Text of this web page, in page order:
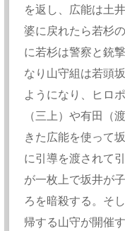
を返し、広能は土
婆に戻れたら若杉
に若杉は警察と銃
なり山守組は若頭
ようになり、ヒロ
（三上）や有田（
きた広能を使って
に引導を渡されて
が一枚上で坂井が
ろを暗殺する。そ
帰する山守が開催